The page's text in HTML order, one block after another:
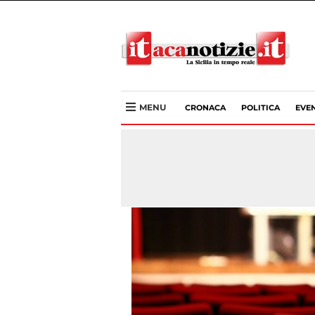
MENU CRONACA POLITICA